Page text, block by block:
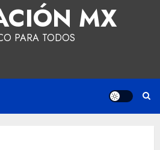
MX
PARA TODOS